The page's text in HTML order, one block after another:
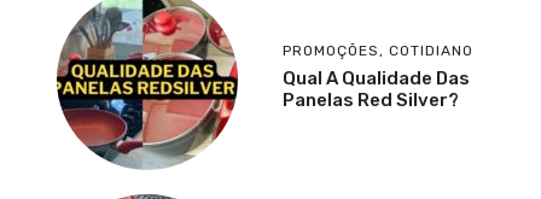
PROMOÇÕES , COTIDIANO
Qual A Qualidade Das
Panelas Red Silver?